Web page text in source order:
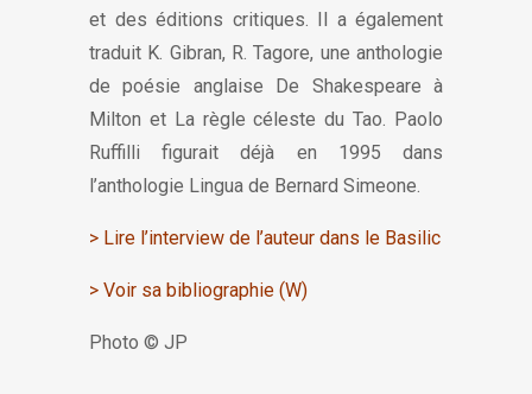
et des éditions critiques. Il a également
traduit K. Gibran, R. Tagore, une anthologie
de poésie anglaise De Shakespeare à
Milton et La règle céleste du Tao. Paolo
Ruffilli figurait déjà en 1995 dans
l’anthologie Lingua de Bernard Simeone.
> Lire l’interview de l’auteur dans le Basilic
> Voir sa bibliographie (W)
Photo © JP